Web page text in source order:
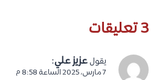
3 تعليقات
يقول عزيز علي:
7 مارس، 2025 الساعة 8:58 م